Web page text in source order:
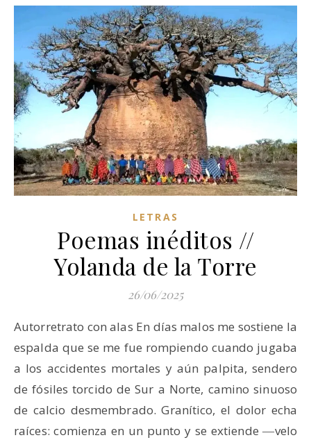
LETRAS
Poemas inéditos //
Yolanda de la Torre
26/06/2025
Autorretrato con alas En días malos me sostiene la
espalda que se me fue rompiendo cuando jugaba
a los accidentes mortales y aún palpita, sendero
de fósiles torcido de Sur a Norte, camino sinuoso
de calcio desmembrado. Granítico, el dolor echa
raíces: comienza en un punto y se extiende ―velo